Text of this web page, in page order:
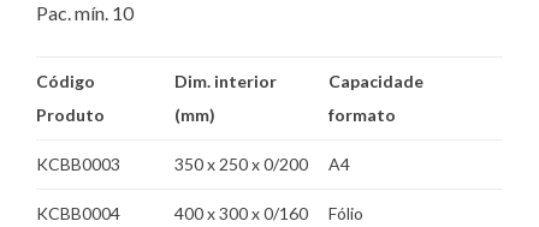
Pac. mín. 10
Código
Produto
Dim. interior
(mm)
Capacidade
formato
KCBB0003 350 x 250 x 0/200 A4
KCBB0004 400 x 300 x 0/160 Fólio